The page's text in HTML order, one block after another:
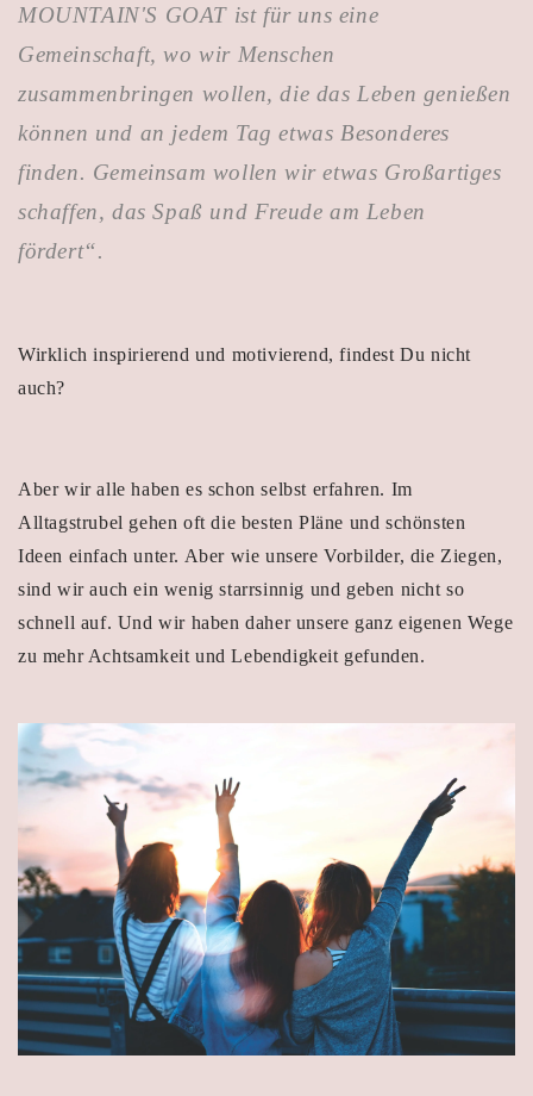
MOUNTAIN'S GOAT ist für uns eine
Gemeinschaft, wo wir Menschen
zusammenbringen wollen, die das Leben genießen
können und an jedem Tag etwas Besonderes
finden. Gemeinsam wollen wir etwas Großartiges
schaffen, das Spaß und Freude am Leben
fördert“.
Wirklich inspirierend und motivierend, findest Du nicht
auch?
Aber wir alle haben es schon selbst erfahren. Im
Alltagstrubel gehen oft die besten Pläne und schönsten
Ideen einfach unter. Aber wie unsere Vorbilder, die Ziegen,
sind wir auch ein wenig starrsinnig und geben nicht so
schnell auf. Und wir haben daher unsere ganz eigenen Wege
zu mehr Achtsamkeit und Lebendigkeit gefunden.